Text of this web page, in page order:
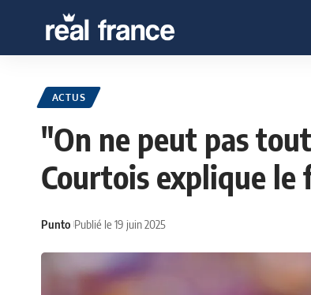
ACTUS
"On ne peut pas
Courtois explique le
Punto Publié le 19 juin 2025